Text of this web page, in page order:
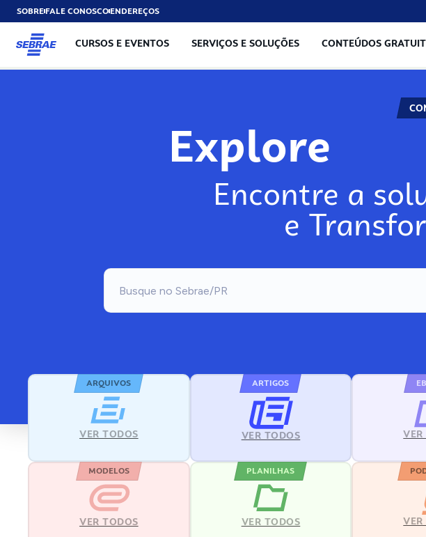
SOBREFALE CONOSCOENDEREÇOS
CURSOS E EVENTOS SERVIÇOS E SOLUÇÕES CONTEÚDOS
Explore
Encontre a
e
ARQUIVOS
VER TODOS
ARTIGOS
VER TODOS VER
MODELOS
VER TODOS
PLANILHAS
VER TODOS VER